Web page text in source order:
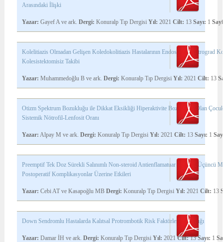
Arasındaki İlişki
Yazar: Gayef A ve ark. Dergi: Konuralp Tıp Dergisi Yıl: 2021 Cilt: 13 Sayı: 1
Kolelitiazis Olmadan Gelişen Koledokolitiazis Hastalarının Endoskopik Retrograd
Kolesistektomisiz Takibi
Yazar: Muhammedoğlu B ve ark. Dergi: Konuralp Tıp Dergisi Yıl: 2021 Cilt: 13
Otizm Spektrum Bozukluğu ile Dikkat Eksikliği Hiperaktivite Bozukluğu Olan
Sistemik Nötrofil-Lenfosit Oranı
Yazar: Alpay M ve ark. Dergi: Konuralp Tıp Dergisi Yıl: 2021 Cilt: 13 Sayı: 1
Preemptif Tek Doz Sürekli Salınımlı Non-steroid Antienflamatuar İlaçların Üçüncü
Postoperatif Komplikasyonlar Üzerine Etkileri
Yazar: Cebi AT ve Kasapoğlu MB Dergi: Konuralp Tıp Dergisi Yıl: 2021 Cilt: 13
Down Sendromlu Hastalarda Kalıtsal Protrombotik Risk Faktörlerinin Sıklığı
Yazar: Damar İH ve ark. Dergi: Konuralp Tıp Dergisi Yıl: 2021Cilt:13Sayı: 1